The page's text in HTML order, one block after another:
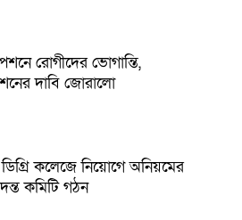
রোগীদের ভোগান্তি,
দাবি জোরালো
কলেজে নিয়োগে অনিয়মের
কমিটি গঠন